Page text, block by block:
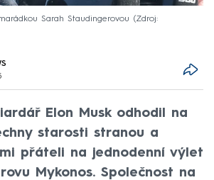
Sarah Staudingerovou
Zdroj:
Elon Musk odhodil na
starosti stranou a
přáteli na jednodenní výlet
Mykonos. Společnost na